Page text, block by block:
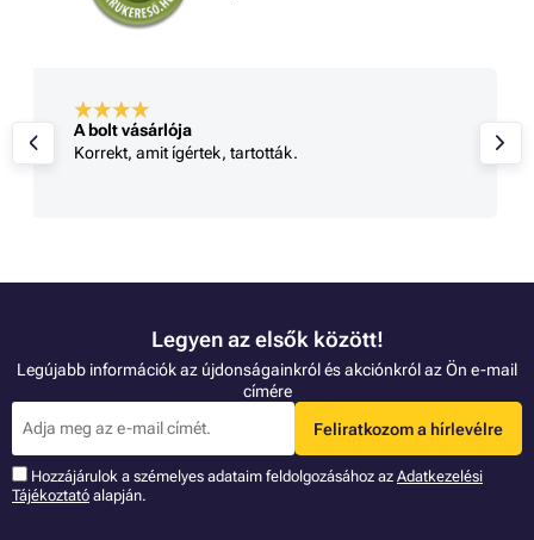
A bolt vásárlója
Korrekt, amit ígértek, tartották.
Legyen az elsők között!
Legújabb információk az újdonságainkról és akciónkról az Ön e-mail
címére
Feliratkozom a hírlevélre
Hozzájárulok a szémelyes adataim feldolgozásához az Adatkezelési
Tájékoztató alapján.